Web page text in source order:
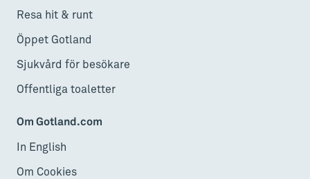
Resa hit & runt
Öppet Gotland
Sjukvård för besökare
Offentliga toaletter
Om Gotland.com
In English
Om Cookies